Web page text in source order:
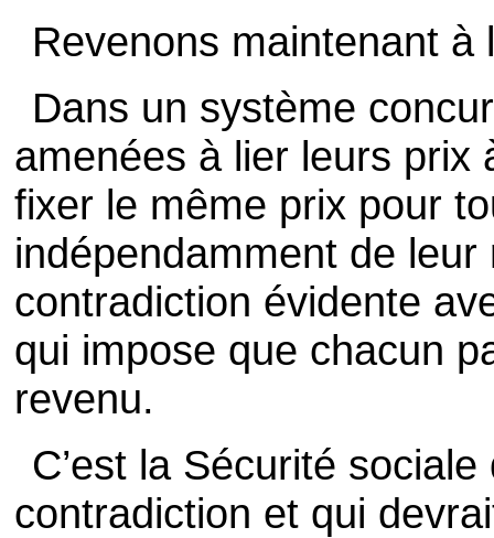
Revenons maintenant
Dans un système
amenées à lier leurs prix
fixer le même prix pour
indépendamment de leur
contradiction évidente
qui impose que chacun
revenu.
C’est la Sécurité
contradiction et qui